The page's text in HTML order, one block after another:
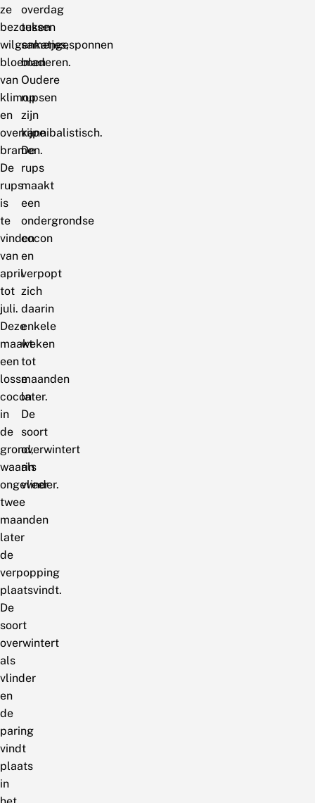
ze
bezoeken
wilgenkatjes,
bloemen
van
klimop
en
overrijpe
bramen.
De
rups
is
te
vinden
van
april
tot
juli.
Deze
maakt
een
losse
cocon
in
de
grond,
waarin
ongeveer
twee
maanden
later
de
verpopping
plaatsvindt.
De
soort
overwintert
als
vlinder
en
de
paring
vindt
plaats
in
overdag
tussen
samengesponnen
bladeren.
Oudere
rupsen
zijn
kannibalistisch.
De
rups
maakt
een
ondergrondse
cocon
en
verpopt
zich
daarin
enkele
weken
tot
maanden
later.
De
soort
overwintert
als
vlinder.